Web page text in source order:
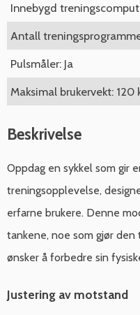
Innebygd
Antall
Pulsmåler: Ja
Maksimal brukervekt: 120
Beskrivelse
Oppdag en sykkel som gir
treningsopplevelse,
erfarne brukere. Denne
tankene, noe som gjør
ønsker å forbedre sin
Justering av motstand